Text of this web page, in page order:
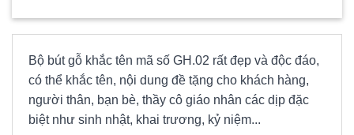
Bộ bút gỗ khắc tên mã số GH.02 rất đẹp và độc đáo,
có thể khắc tên, nội dung đề tặng cho khách hàng,
người thân, bạn bè, thầy cô giáo nhân các dịp đặc
biệt như sinh nhật, khai trương, kỷ niệm...